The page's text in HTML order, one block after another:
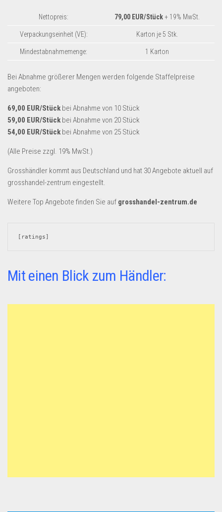
Newsletter
Nettopreis: 79,00 EUR/Stück+ 19% MwSt.
Verpackungseinheit (VE): Karton je 5 Stk.
Mindestabnahmemenge: 1 Karton
Bei Abnahme größerer Mengen werden folgende Staffelpreise
angeboten:
69,00 EUR/Stückbei Abnahme von 10 Stück
59,00 EUR/Stückbei Abnahme von 20 Stück
54,00 EUR/Stückbei Abnahme von 25 Stück
(Alle Preise zzgl. 19% MwSt.)
Grosshändler kommt aus Deutschland und hat 30 Angebote aktuell auf
grosshandel-zentrum eingestellt.
Weitere Top Angebote finden Sie auf grosshandel-zentrum.de
[ratings]
Mit einen Blick zum Händler: